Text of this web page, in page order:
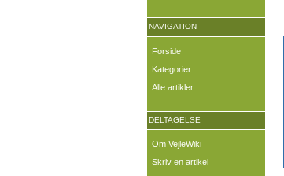
NAVIGATION
Forside
Kategorier
Alle artikler
DELTAGELSE
Om VejleWiki
Skriv en artikel